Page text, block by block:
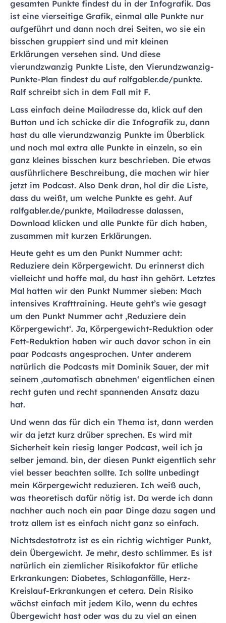
gesamten Punkte findest du in der Infografik. Das
ist eine vierseitige Grafik, einmal alle Punkte nur
aufgeführt und dann noch drei Seiten, wo sie ein
bisschen gruppiert sind und mit kleinen
Erklärungen versehen sind. Und diese
vierundzwanzig Punkte Liste, den Vierundzwanzig-
Punkte-Plan findest du auf ralfgabler.de/punkte.
Ralf schreibt sich in dem Fall mit F.
Lass einfach deine Mailadresse da, klick auf den
Button und ich schicke dir die Infografik zu, dann
hast du alle vierundzwanzig Punkte im Überblick
und noch mal extra alle Punkte in einzeln, so ein
ganz kleines bisschen kurz beschrieben. Die etwas
ausführlichere Beschreibung, die machen wir hier
jetzt im Podcast. Also Denk dran, hol dir die Liste,
dass du weißt, um welche Punkte es geht. Auf
ralfgabler.de/punkte, Mailadresse dalassen,
Download klicken und alle Punkte für dich haben,
zusammen mit kurzen Erklärungen.
Heute geht es um den Punkt Nummer acht:
Reduziere dein Körpergewicht. Du erinnerst dich
vielleicht und hoffe mal, du hast ihn gehört. Letztes
Mal hatten wir den Punkt Nummer sieben: Mach
intensives Krafttraining. Heute geht’s wie gesagt
um den Punkt Nummer acht ‚Reduziere dein
Körpergewicht‘. Ja, Körpergewicht-Reduktion oder
Fett-Reduktion haben wir auch davor schon in ein
paar Podcasts angesprochen. Unter anderem
natürlich die Podcasts mit Dominik Sauer, der mit
seinem ‚automatisch abnehmen‘ eigentlichen einen
recht guten und recht spannenden Ansatz dazu
hat.
Und wenn das für dich ein Thema ist, dann werden
wir da jetzt kurz drüber sprechen. Es wird mit
Sicherheit kein riesig langer Podcast, weil ich ja
selber jemand. bin, der diesen Punkt eigentlich sehr
viel besser beachten sollte. Ich sollte unbedingt
mein Körpergewicht reduzieren. Ich weiß auch,
was theoretisch dafür nötig ist. Da werde ich dann
nachher auch noch ein paar Dinge dazu sagen und
trotz allem ist es einfach nicht ganz so einfach.
Nichtsdestotrotz ist es ein richtig wichtiger Punkt,
dein Übergewicht. Je mehr, desto schlimmer. Es ist
natürlich ein ziemlicher Risikofaktor für etliche
Erkrankungen: Diabetes, Schlaganfälle, Herz-
Kreislauf-Erkrankungen et cetera. Dein Risiko
wächst einfach mit jedem Kilo, wenn du echtes
Übergewicht hast oder was du zu viel an einen